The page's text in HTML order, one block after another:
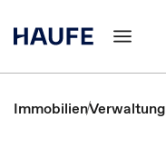
ImmobilienVerwaltung